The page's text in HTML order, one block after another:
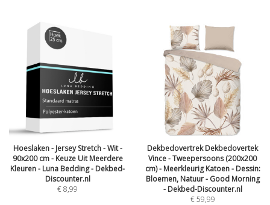
Hoeslaken - Jersey Stretch - Wit -
90x200 cm - Keuze Uit Meerdere
Kleuren - Luna Bedding - Dekbed-
Discounter.nl
€8,99
Dekbedovertrek Dekbedovertek
Vince - Tweepersoons (200x200
cm) - Meerkleurig Katoen - Dessin:
Bloemen, Natuur - Good Morning
- Dekbed-Discounter.nl
€59,99